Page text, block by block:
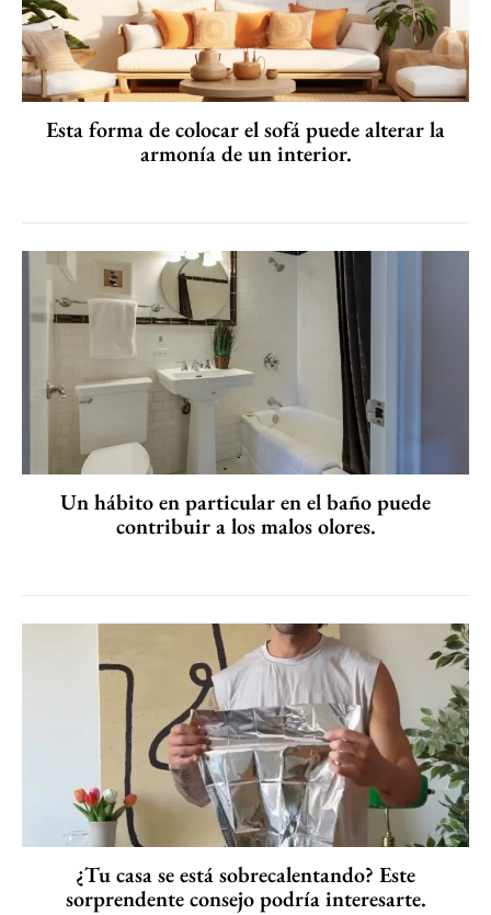
Esta forma de colocar el sofá puede alterar la
armonía de un interior.
Un hábito en particular en el baño puede
contribuir a los malos olores.
¿Tu casa se está sobrecalentando? Este
sorprendente consejo podría interesarte.